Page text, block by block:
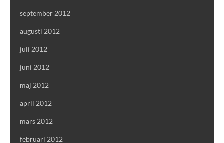
september 2012
augusti 2012
juli 2012
juni 2012
maj 2012
april 2012
mars 2012
februari 2012